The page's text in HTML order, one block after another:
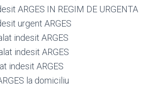
ARGES IN REGIM DE URGENTA
urgent ARGES
indesit ARGES
indesit ARGES
indesit ARGES
la domiciliu